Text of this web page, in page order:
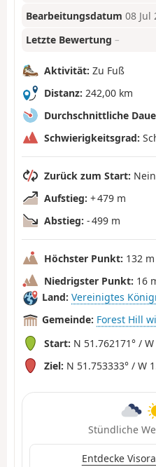
Bearbeitungsdatum 08 Jul
Letzte Bewertung –
Aktivität: Zu Fuß
Distanz: 242,00 km
Durchschnittliche
Schwierigkeitsgrad:
Zurück zum Start: Nein
Aufstieg: + 479 m
Abstieg: - 499 m
Höchster Punkt: 132 m
Niedrigster Punkt: 16
Land: Vereinigtes
Gemeinde: Forest Hill
Start: N 51.762171° /
Ziel: N 51.753333° / W
Stündliche
Entdecke